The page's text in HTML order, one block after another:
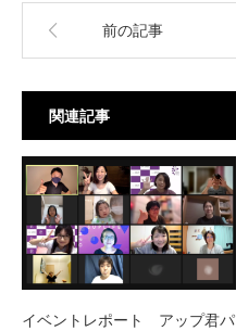
前の記事
関連記事
イベントレポート アップ君パ